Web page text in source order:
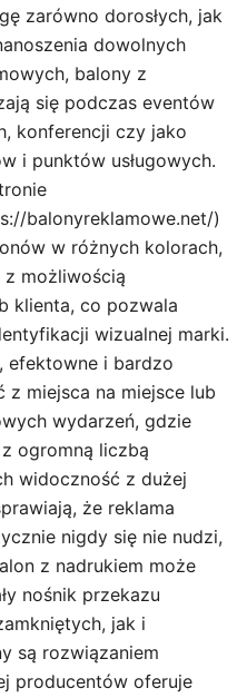
zarówno dorosłych, jak
dowolnych
balony z
się podczas eventów
konferencji czy jako
i punktów usługowych.
balonyreklamowe.net/)
w różnych kolorach,
z możliwością
klienta, co pozwala
wizualnej marki.
efektowne i bardzo
z miejsca na miejsce lub
wydarzeń, gdzie
ogromną liczbą
widoczność z dużej
że reklama
nigdy się nie nudzi,
z nadrukiem może
nośnik przekazu
jak i
są rozwiązaniem
producentów oferuje